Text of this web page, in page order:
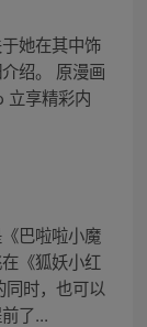
她在其中饰
绍。 原漫画
立享精彩内
巴啦啦小魔
《狐妖小红
时，也可以
了...